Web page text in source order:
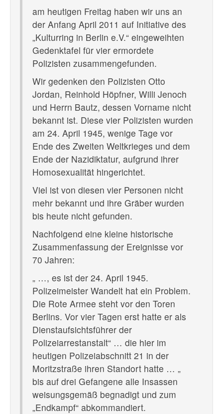
am heutigen Freitag haben wir uns an
der Anfang April 2011 auf Initiative des
„Kulturring in Berlin e.V.“ eingeweihten
Gedenktafel für vier ermordete
Polizisten zusammengefunden.
Wir gedenken den Polizisten Otto
Jordan, Reinhold Höpfner, Willi Jenoch
und Herrn Bautz, dessen Vorname nicht
bekannt ist. Diese vier Polizisten wurden
am 24. April 1945, wenige Tage vor
Ende des Zweiten Weltkrieges und dem
Ende der Nazidiktatur, aufgrund ihrer
Homosexualität hingerichtet.
Viel ist von diesen vier Personen nicht
mehr bekannt und ihre Gräber wurden
bis heute nicht gefunden.
Nachfolgend eine kleine historische
Zusammenfassung der Ereignisse vor
70 Jahren:
„ …, es ist der 24. April 1945.
Polizeimeister Wandelt hat ein Problem.
Die Rote Armee steht vor den Toren
Berlins. Vor vier Tagen erst hatte er als
Dienstaufsichtsführer der
Polizeiarrestanstalt“ … die hier im
heutigen Polizeiabschnitt 21 in der
Moritzstraße ihren Standort hatte … „
bis auf drei Gefangene alle Insassen
weisungsgemäß begnadigt und zum
„Endkampf“ abkommandiert.